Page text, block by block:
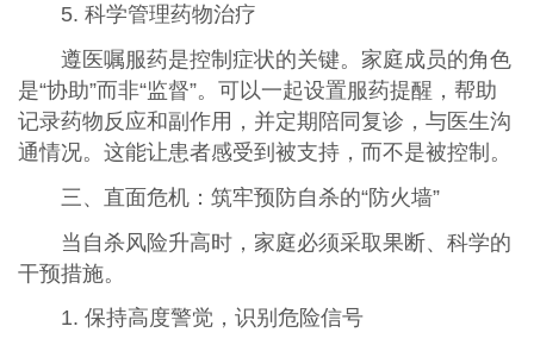
5. 科学管理药物治疗
遵医嘱服药是控制症状的关键。家庭成员的角色
是“协助”而非“监督”。可以一起设置服药提醒，帮助
记录药物反应和副作用，并定期陪同复诊，与医生沟
通情况。这能让患者感受到被支持，而不是被控制。
三、直面危机：筑牢预防自杀的“防火墙”
当自杀风险升高时，家庭必须采取果断、科学的
干预措施。
1. 保持高度警觉，识别危险信号